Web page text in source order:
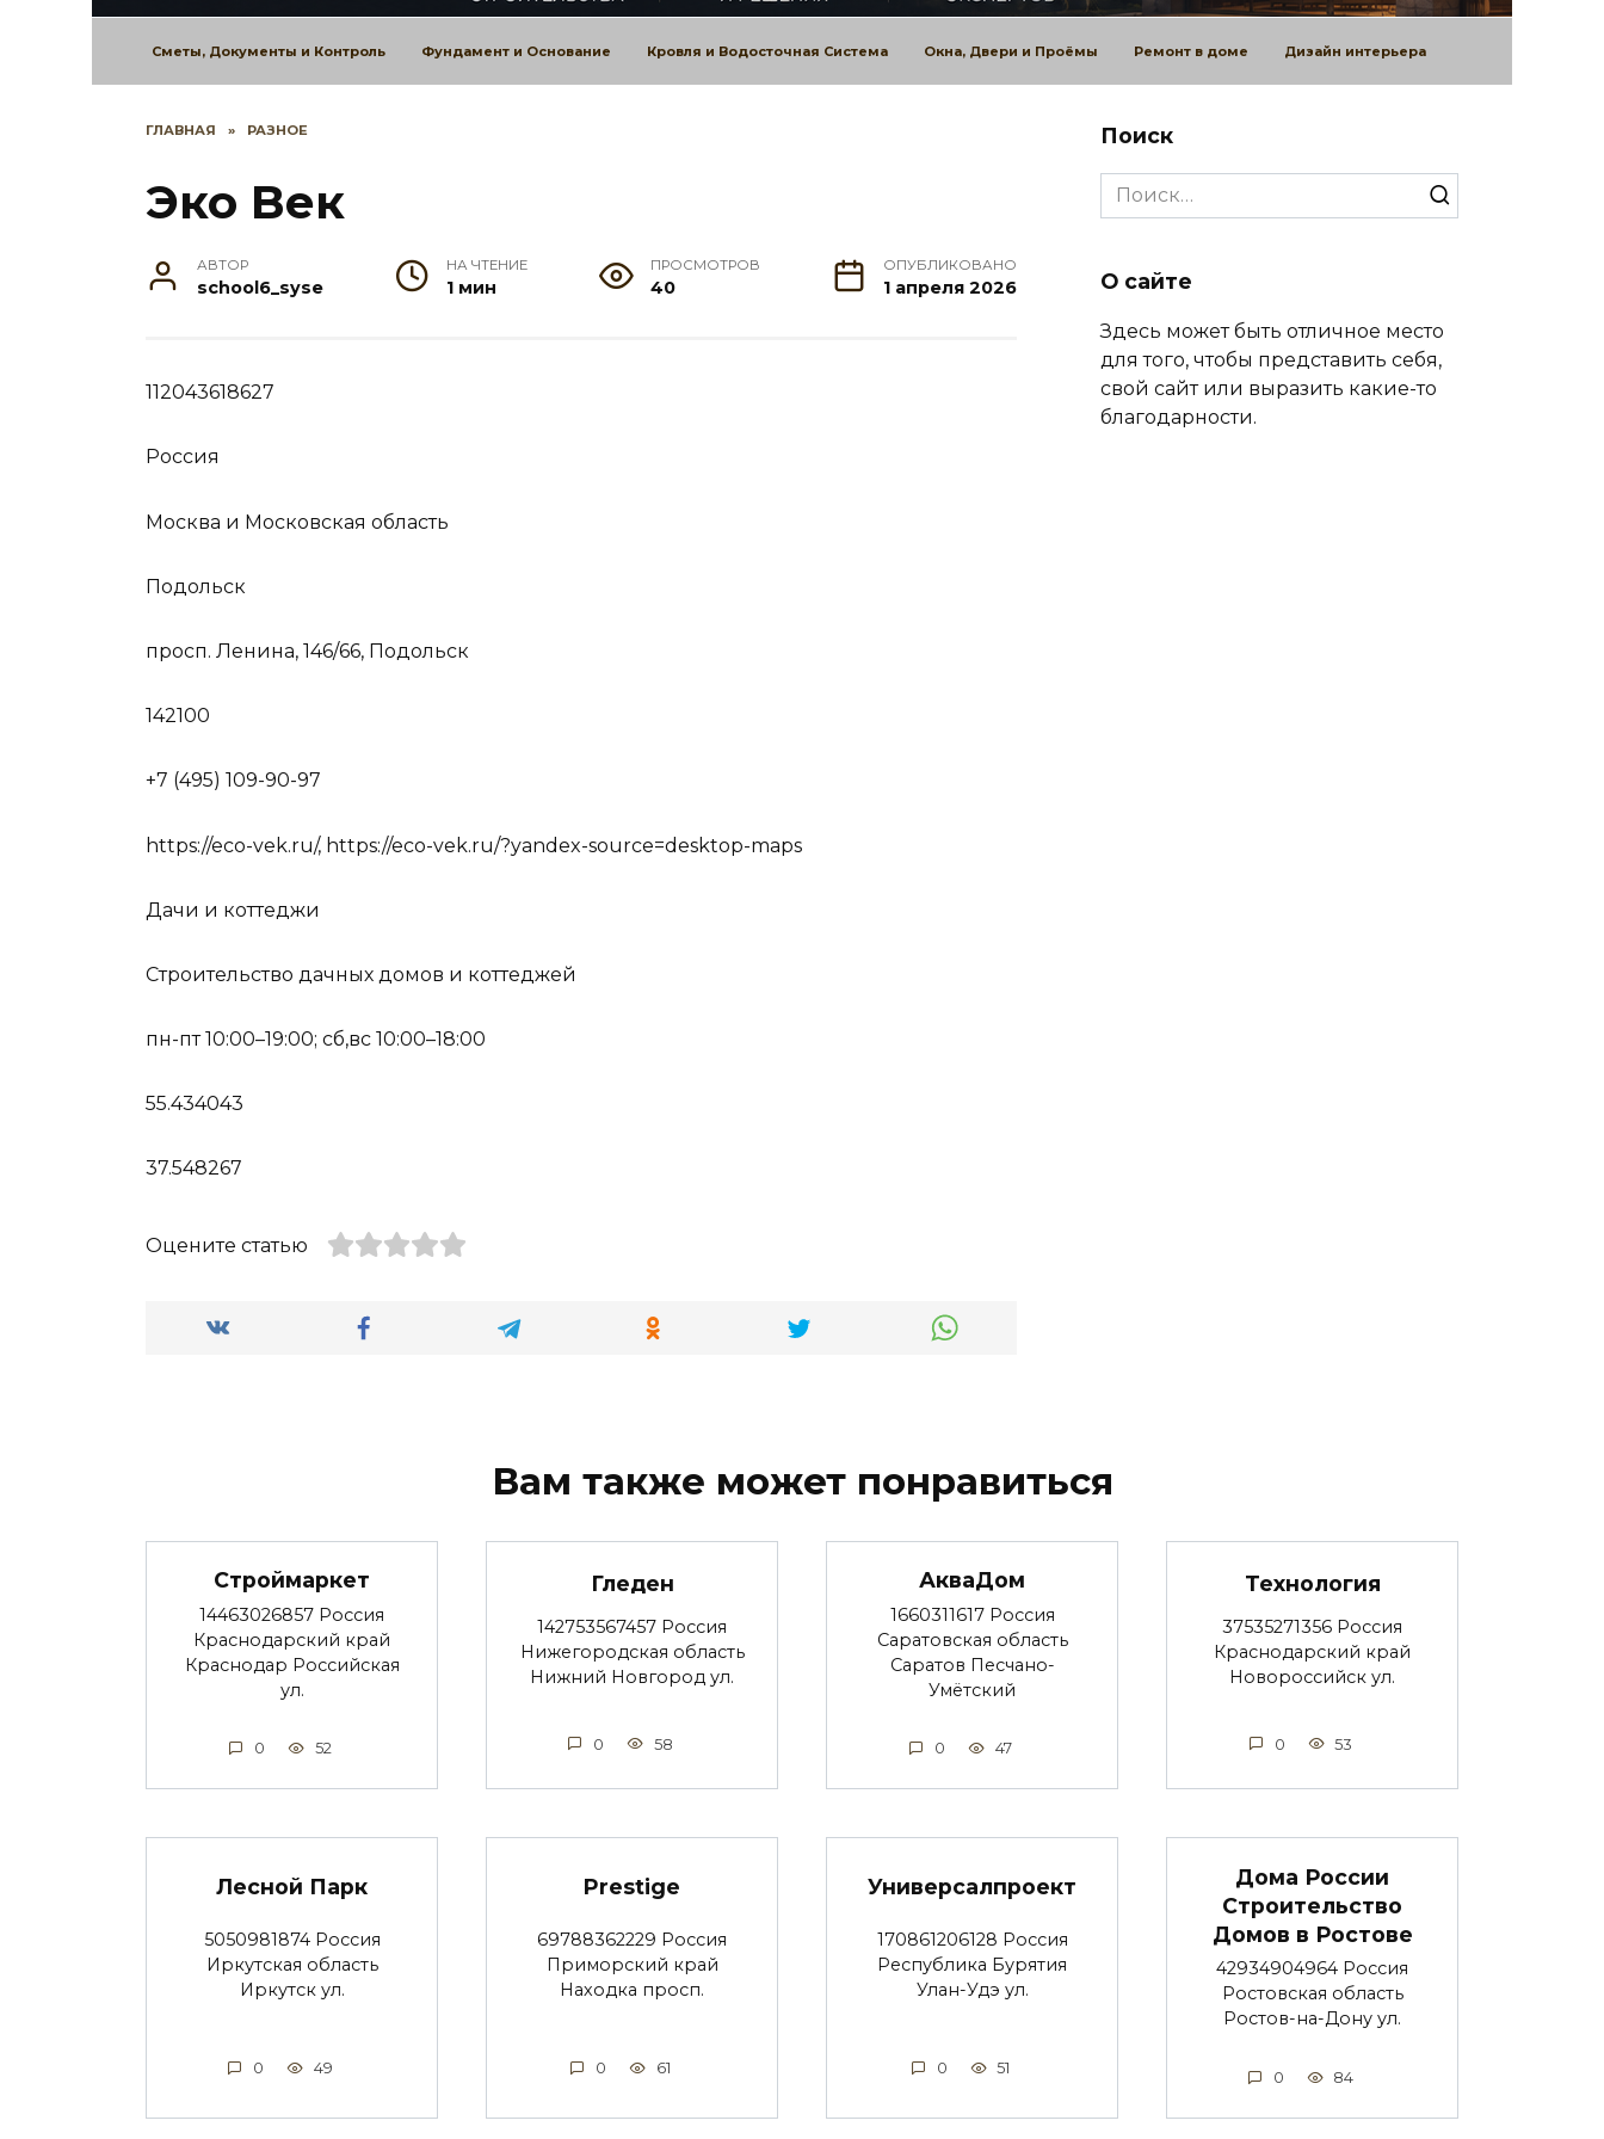
Сметы, Документы и Контроль Фундамент и Основание Кровля и Водосточная Система Окна, Двери и Проёмы Ремонт в доме Дизайн интерьера
ГЛАВНАЯ » РАЗНОЕ
Эко Век
АВТОР
school6_syse
НА ЧТЕНИЕ
1 мин
ПРОСМОТРОВ
40
ОПУБЛИКОВАНО
1 апреля 2026
112043618627
Россия
Москва и Московская область
Подольск
просп. Ленина, 146/66, Подольск
142100
+7 (495) 109-90-97
https://eco-vek.ru/, https://eco-vek.ru/?yandex-source=desktop-maps
Дачи и коттеджи
Строительство дачных домов и коттеджей
пн-пт 10:00–19:00; сб,вс 10:00–18:00
55.434043
37.548267
Оцените статью
Поиск
Search
for:
О сайте
Здесь может быть отличное место
для того, чтобы представить себя,
свой сайт или выразить какие-то
благодарности.
Вам также может понравиться
Строймаркет
14463026857 Россия
Краснодарский край
Краснодар Российская
ул.
0 52
Гледен
142753567457 Россия
Нижегородская область
Нижний Новгород ул.
0 58
АкваДом
1660311617 Россия
Саратовская область
Саратов Песчано-
Умётский
0 47
Технология
37535271356 Россия
Краснодарский край
Новороссийск ул.
0 53
Лесной Парк
5050981874 Россия
Иркутская область
Иркутск ул.
0 49
Prestige
69788362229 Россия
Приморский край
Находка просп.
0 61
Универсалпроект
170861206128 Россия
Республика Бурятия
Улан-Удэ ул.
0 51
Дома России
Строительство
Домов в Ростове
42934904964 Россия
Ростовская область
Ростов-на-Дону ул.
0 84